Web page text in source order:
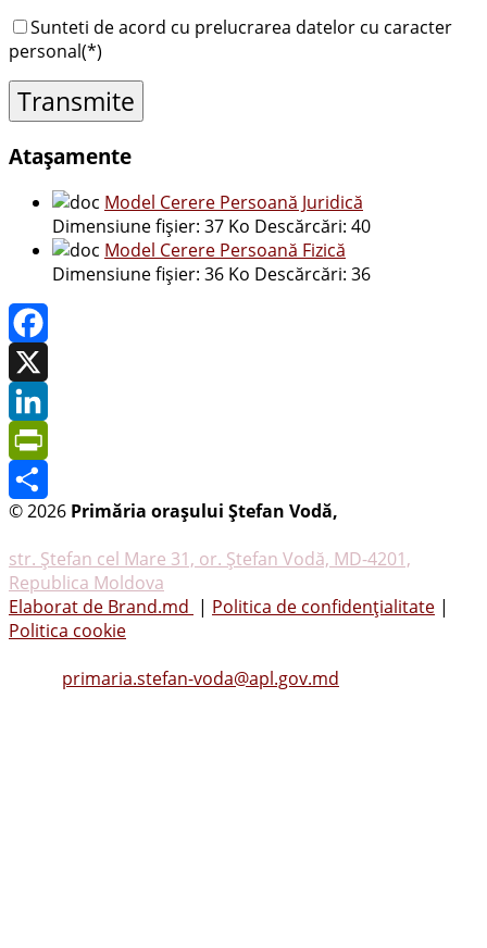
Sunteti de acord cu prelucrarea datelor cu caracter
personal(*)
Atașamente
Model Cerere Persoană Juridică
Dimensiune fișier: 37 Ko Descărcări: 40
Model Cerere Persoană Fizică
Dimensiune fișier: 36 Ko Descărcări: 36
Facebook
X
LinkedIn
PrintFriendly
Share
© 2026 Primăria oraşului Ştefan Vodă,
str. Ştefan cel Mare 31, or. Ştefan Vodă, MD-4201,
Republica Moldova
Elaborat de Brand.md | Politica de confidențialitate |
Politica cookie
primaria.stefan-voda@apl.gov.md